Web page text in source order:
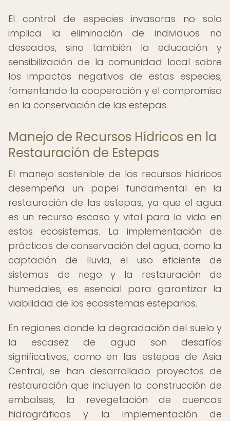
El control de especies invasoras no solo
implica la eliminación de individuos no
deseados, sino también la educación y
sensibilización de la comunidad local sobre
los impactos negativos de estas especies,
fomentando la cooperación y el compromiso
en la conservación de las estepas.
Manejo de Recursos Hídricos en la
Restauración de Estepas
El manejo sostenible de los recursos hídricos
desempeña un papel fundamental en la
restauración de las estepas, ya que el agua
es un recurso escaso y vital para la vida en
estos ecosistemas. La implementación de
prácticas de conservación del agua, como la
captación de lluvia, el uso eficiente de
sistemas de riego y la restauración de
humedales, es esencial para garantizar la
viabilidad de los ecosistemas esteparios.
En regiones donde la degradación del suelo y
la escasez de agua son desafíos
significativos, como en las estepas de Asia
Central, se han desarrollado proyectos de
restauración que incluyen la construcción de
embalses, la revegetación de cuencas
hidrográficas y la implementación de